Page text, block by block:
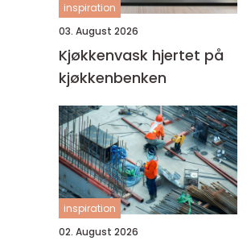
inspiration
03. August 2026
Kjøkkenvask hjertet på
kjøkkenbenken
inspiration
02. August 2026